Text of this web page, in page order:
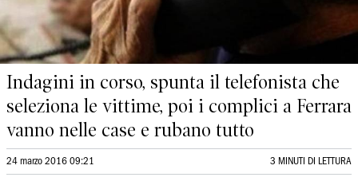
Indagini in corso, spunta il telefonista che
seleziona le vittime, poi i complici a Ferrara
vanno nelle case e rubano tutto
24 marzo 2016 09:21 3 MINUTI DI LETTURA